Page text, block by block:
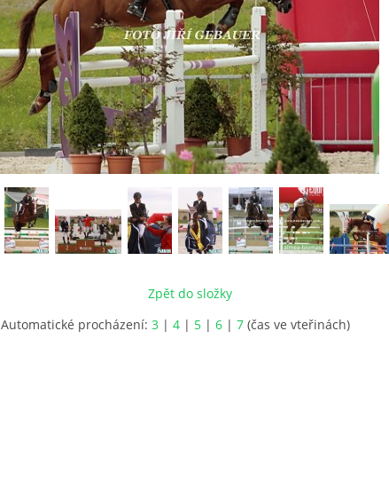
Zpět do složky
Automatické procházení: 3 | 4 | 5 | 6 | 7 (čas ve vteřinách)